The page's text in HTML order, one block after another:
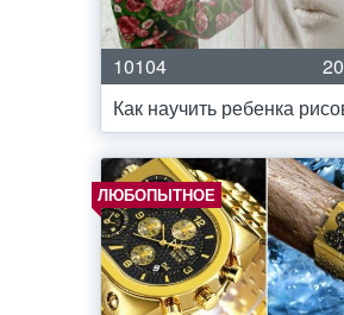
10104
Как научить ребенка
ЛЮБОПЫТНОЕ